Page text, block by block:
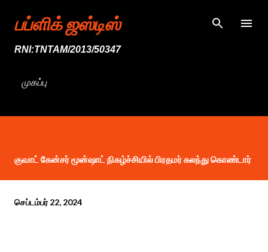
முதன்மை உள்ளடக்கத்திற்குச் செல்
பப்ளிக் ஜஸ்டிஸ்
RNI:TNTAM/2013/50347
முகப்பு
குவாட் கேன்சர் மூன்ஷாட் நிகழ்ச்சியில் பிரதமர் கலந்து கொண்டார்
செப்டம்பர் 22, 2024